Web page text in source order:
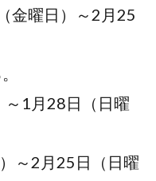
金曜日）～2月25
1月28日（日曜
～2月25日（日曜